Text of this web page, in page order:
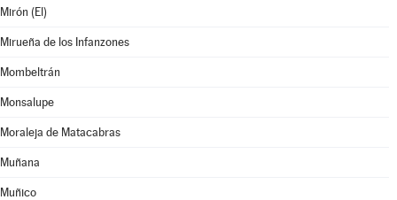
Mirón (El)
Mirueña de los Infanzones
Mombeltrán
Monsalupe
Moraleja de Matacabras
Muñana
Muñico